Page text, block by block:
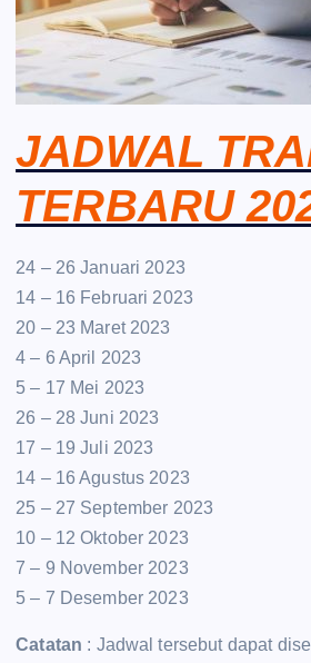
JADWAL
TERBARU
24 – 26 Januari 2023
14 – 16 Februari 2023
20 – 23 Maret 2023
4 – 6 April 2023
5 – 17 Mei 2023
26 – 28 Juni 2023
17 – 19 Juli 2023
14 – 16 Agustus 2023
25 – 27 September 2023
10 – 12 Oktober 2023
7 – 9 November 2023
5 – 7 Desember 2023
Catatan : Jadwal tersebut dapat